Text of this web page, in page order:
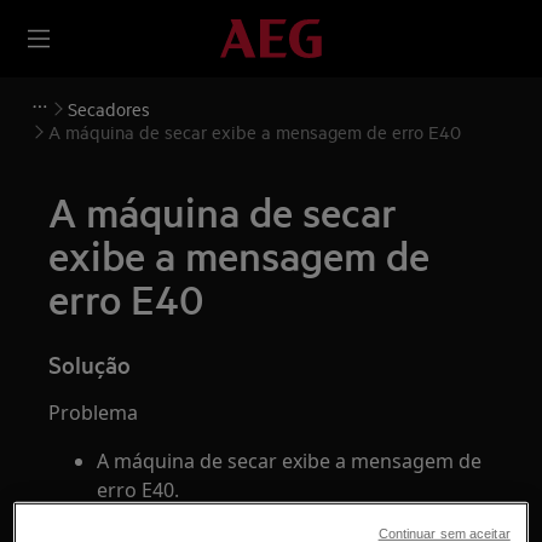
Secadores
A máquina de secar exibe a mensagem de erro E40
A máquina de secar
exibe a mensagem de
erro E40
Solução
Problema
A máquina de secar exibe a mensagem de
erro E40.
Continuar sem aceitar